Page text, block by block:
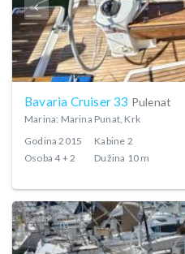
Bavaria Cruiser 33 Pulenat
Marina: Marina Punat, Krk
Godina 2015 Kabine 2
Osoba 4 + 2 Dužina 10 m